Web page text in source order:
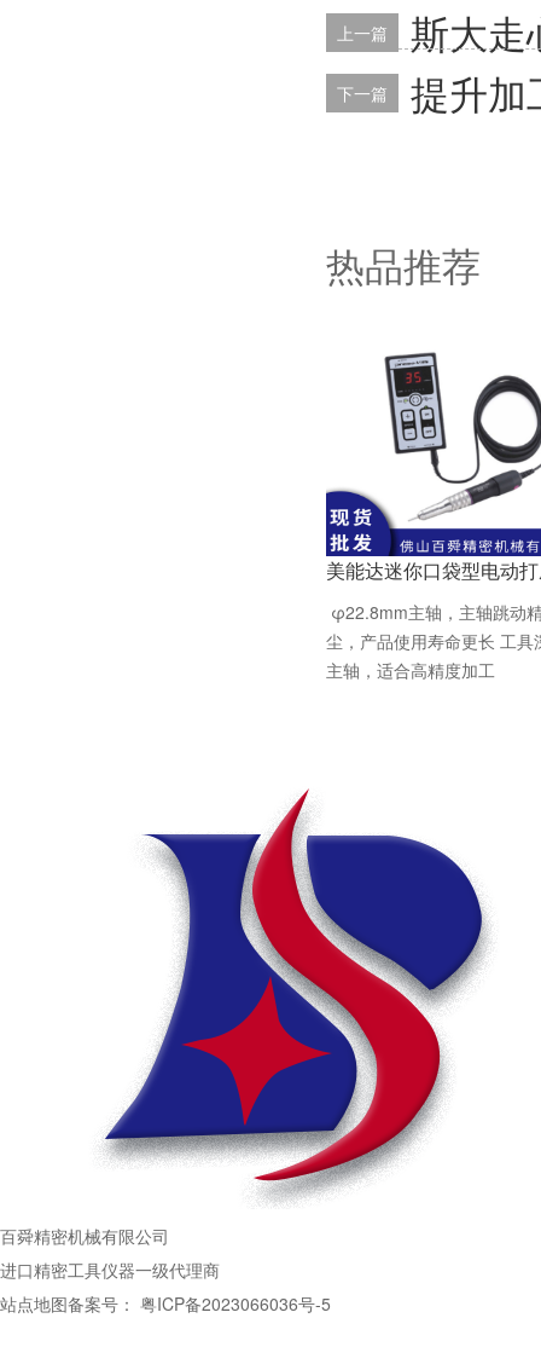
上一篇 斯大走
下一篇 提升加
热品推荐
美能达迷你口袋型电动
φ22.8mm主轴，主轴跳动
尘，产品使用寿命更长 工
主轴，适合高精度加工
百舜精密机械有限公司
进口精密工具仪器一级代理商
站点地图备案号： 粤ICP备2023066036号-5